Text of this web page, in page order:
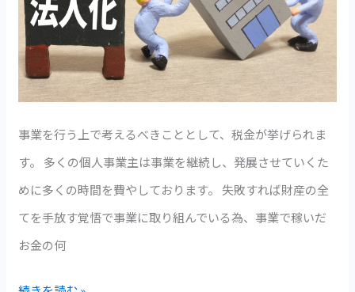
事業を行う上で考えるべきこととして、税金が挙げられま
す。 多くの個人事業主は事業を継続し、発展させていくた
めに多くの時間を費やしております。 失敗すれば財産の全
てを手放す覚悟で事業に取り組んでいる為、事業で稼いだ
お金の何
ッ
ト
と
デ
メ
リ
ッ
ト